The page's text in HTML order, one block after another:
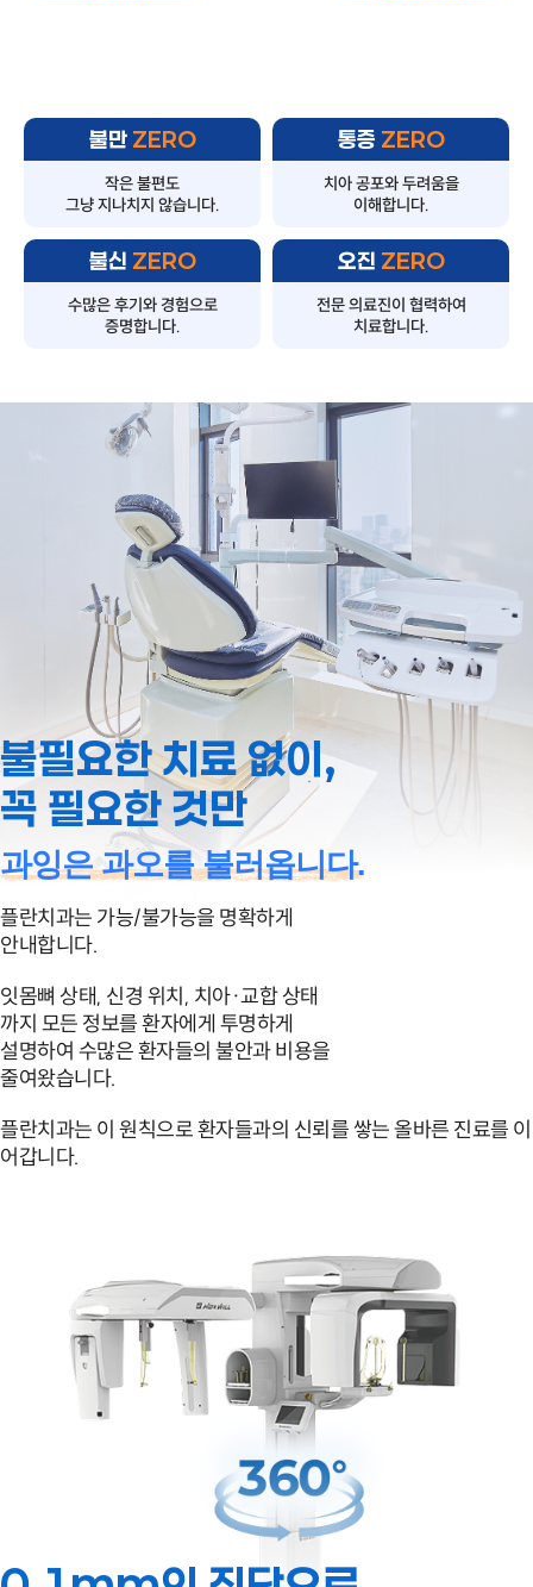
불만 ZERO
작은 불편도
그냥 지나치지 않습니다.
통증 ZERO
치아 공포와두려움을
이해합니다.
불신 ZERO
수많은 후기와경험으로
증명합니다.
오진 ZERO
전문 의료진이 협력하여
치료합니다.
불필요한 치료 없이,
꼭 필요한 것만
과잉은 과오를 불러옵니다.
플란치과는 가능/불가능을 명확하게
안내합니다.
잇몸뼈 상태, 신경 위치, 치아·교합 상태
까지 모든 정보를 환자에게 투명하게
설명하여 수많은환자들의 불안과 비용을
줄여왔습니다.
플란치과는 이 원칙으로 환자들과의 신뢰를 쌓는올바른 진료를 이
어갑니다.